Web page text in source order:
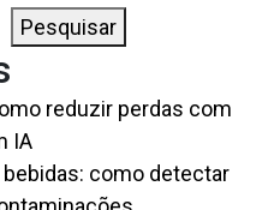
Pesquisar
reduzir perdas com
IA
como detectar